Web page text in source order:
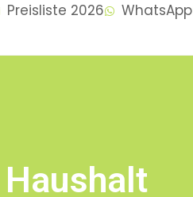
Preisliste 2026 WhatsApp